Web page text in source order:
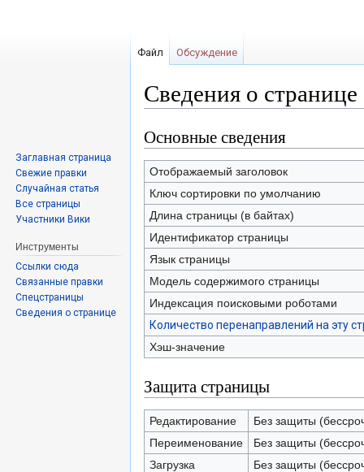
Сведения о
Перейти
к
навигации
Перейти
к
поиску
Основные сведения
Отображаемый заголовок
Ключ сортировки по умолчанию
Длина страницы (в байтах)
Идентификатор страницы
Язык страницы
Модель содержимого страницы
Индексация поисковыми роботами
Количество перенаправлений на эту
Хэш-значение
Защита страницы
Редактирование
Без защиты
Переименование
Без защиты
Загрузка
Без защиты
Файл Обсуждение
Заглавная страница
Свежие правки
Случайная статья
Все страницы
Участники Вики
Инструменты
Ссылки сюда
Связанные правки
Спецстраницы
Сведения о странице